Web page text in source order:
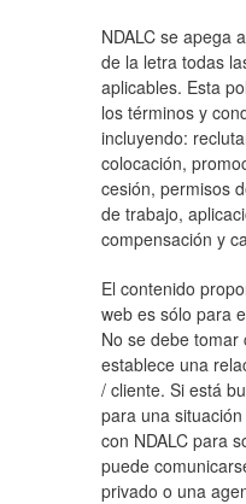
NDALC se apega
de la letra todas
aplicables. Esta
los términos y
incluyendo:
colocación,
cesión, permisos
de trabajo,
compensación y
El contenido
web es sólo para
No se debe
establece una
/ cliente. Si está
para una
con NDALC para
puede
privado o una